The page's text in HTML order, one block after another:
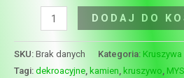
DODAJ DO
SKU: Brak danych Kategoria:
Tagi: dekroacyjne, kamien, kruszywo,